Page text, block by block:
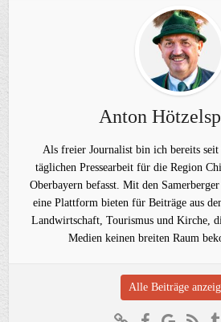
Anton
Als freier Journalist bin ich bereits
täglichen Pressearbeit für die Region
Oberbayern befasst. Mit den
eine Plattform bieten für Beiträge aus
Landwirtschaft, Tourismus und Kirche,
Medien keinen breiten Raum
Alle Beiträge